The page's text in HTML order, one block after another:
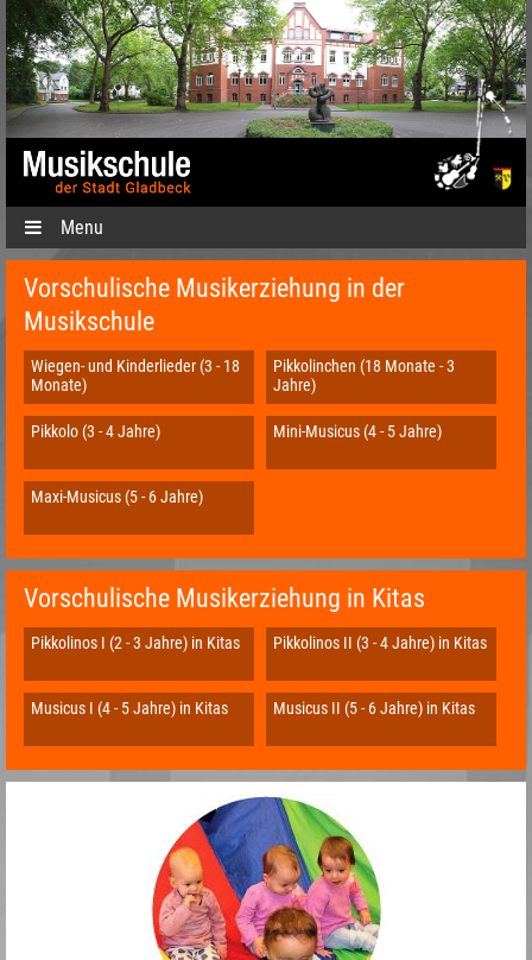
Menu
Vorschulische Musikerziehung in der
Musikschule
Wiegen- und Kinderlieder (3 - 18
Monate)
Pikkolinchen (18 Monate - 3
Jahre)
Pikkolo (3 - 4 Jahre) Mini-Musicus (4 - 5 Jahre)
Maxi-Musicus (5 - 6 Jahre)
Vorschulische Musikerziehung in Kitas
Pikkolinos I (2 - 3 Jahre) in Kitas Pikkolinos II (3 - 4 Jahre) in Kitas
Musicus I (4 - 5 Jahre) in Kitas Musicus II (5 - 6 Jahre) in Kitas